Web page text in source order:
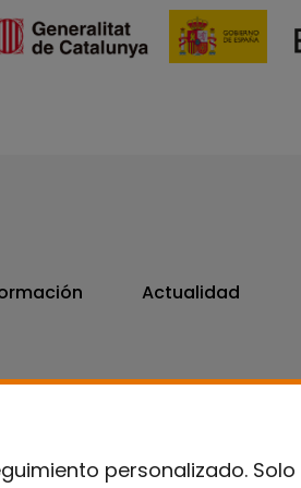
personalizado.
Actualidad